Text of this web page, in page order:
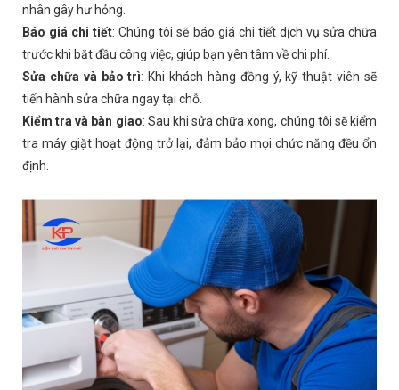
nhân gây hư hỏng.
Báo giá chi tiết: Chúng tôi sẽ báo giá chi tiết dịch vụ sửa chữa
trước khi bắt đầu công việc, giúp bạn yên tâm về chi phí.
Sửa chữa và bảo trì: Khi khách hàng đồng ý, kỹ thuật viên sẽ
tiến hành sửa chữa ngay tại chỗ.
Kiểm tra và bàn giao: Sau khi sửa chữa xong, chúng tôi sẽ kiểm
tra máy giặt hoạt động trở lại, đảm bảo mọi chức năng đều ổn
định.